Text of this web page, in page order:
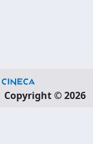
Copyright © 2026